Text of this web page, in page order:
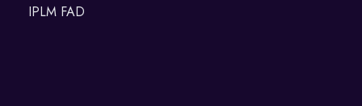
IPLM FAD